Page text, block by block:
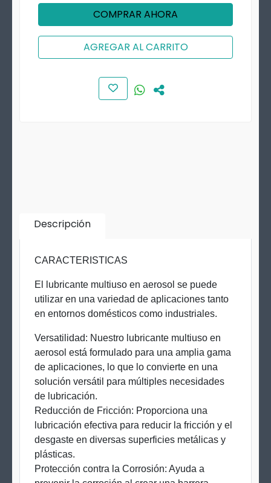
COMPRAR AHORA
AGREGAR AL CARRITO
Descripción
CARACTERISTICAS
El lubricante multiuso en aerosol se puede
utilizar en una variedad de aplicaciones tanto
en entornos domésticos como industriales.
Versatilidad: Nuestro lubricante multiuso en
aerosol está formulado para una amplia gama
de aplicaciones, lo que lo convierte en una
solución versátil para múltiples necesidades
de lubricación.
Reducción de Fricción: Proporciona una
lubricación efectiva para reducir la fricción y el
desgaste en diversas superficies metálicas y
plásticas.
Protección contra la Corrosión: Ayuda a